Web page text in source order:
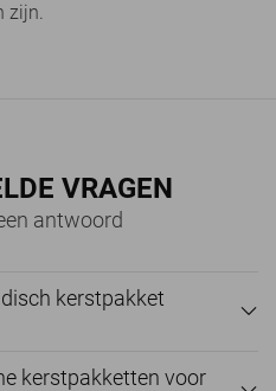
zijn.
VRAGEN
antwoord
kerstpakket
kerstpakketten voor